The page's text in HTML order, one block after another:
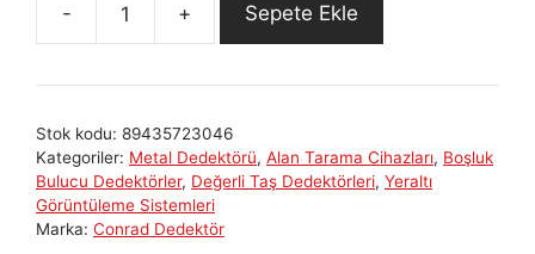
Groundtech
Serisi:
Yeraltı
Görüntüleme
Cihazı
adet
Sepete Ekle
Stok kodu: 89435723046
Kategoriler: Metal Dedektörü, Alan Tarama Cihazları, Boşluk
Bulucu Dedektörler, Değerli Taş Dedektörleri, Yeraltı
Görüntüleme Sistemleri
Marka: Conrad Dedektör